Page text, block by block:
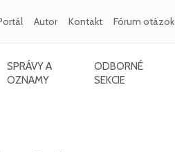
Autor Kontakt Fórum otázok
SPRÁVY A
OZNAMY
ODBORNÉ
SEKCIE